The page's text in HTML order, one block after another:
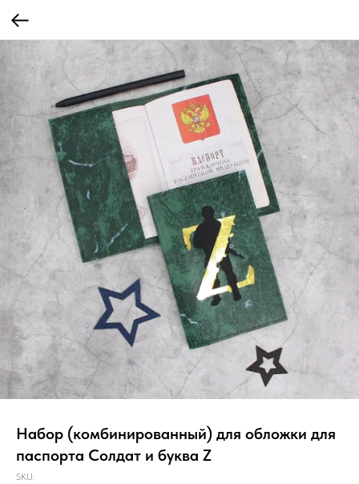
Набор (комбинированный) для обложки для
паспорта Солдат и буква Z
SKU: